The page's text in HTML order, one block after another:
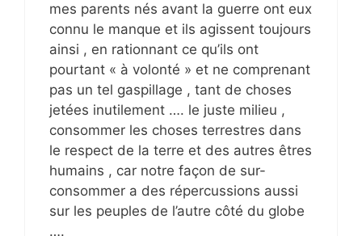
mes parents nés avant la guerre ont eux
connu le manque et ils agissent toujours
ainsi , en rationnant ce qu’ils ont
pourtant « à volonté » et ne comprenant
pas un tel gaspillage , tant de choses
jetées inutilement …. le juste milieu ,
consommer les choses terrestres dans
le respect de la terre et des autres êtres
humains , car notre façon de sur-
consommer a des répercussions aussi
sur les peuples de l’autre côté du globe
….